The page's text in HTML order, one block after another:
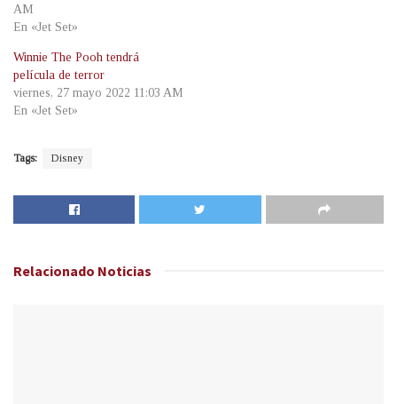
AM
En «Jet Set»
Winnie The Pooh tendrá
película de terror
viernes, 27 mayo 2022 11:03 AM
En «Jet Set»
Tags: Disney
Relacionado Noticias